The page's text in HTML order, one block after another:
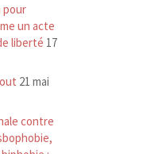
pour
un acte
liberté 17
21 mai
contre